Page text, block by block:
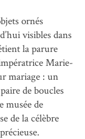
ornés
visibles dans
la parure
Marie-
mariage : un
de boucles
musée de
de la célèbre